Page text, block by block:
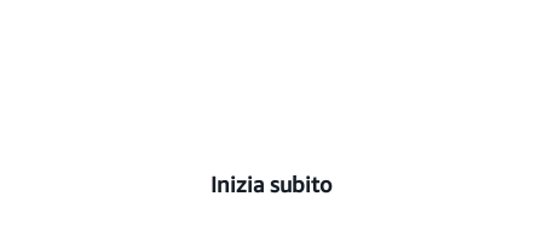
Inizia subito